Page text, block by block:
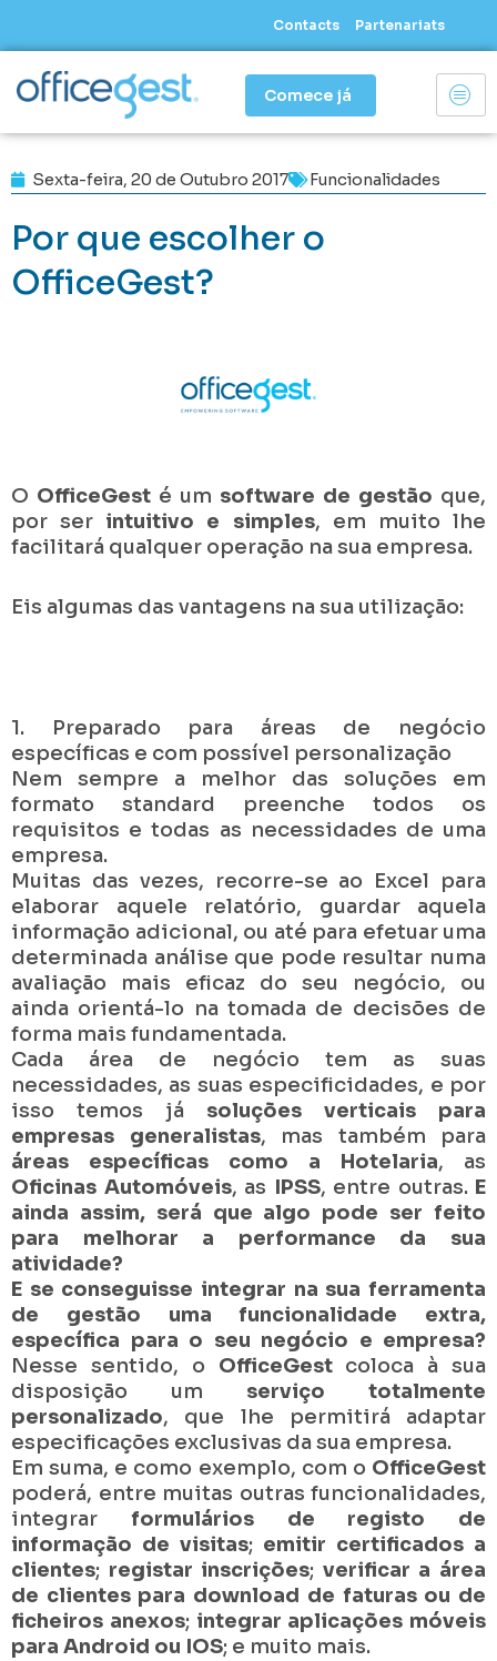
Contacts Partenariats
Comece já
Sexta-feira, 20 de Outubro 2017 Funcionalidades
Por que escolher o
OfficeGest?
O OfficeGest é um software de gestão que,
por ser intuitivo e simples, em muito lhe
facilitará qualquer operação na sua empresa.
Eis algumas das vantagens na sua utilização:
1. Preparado para áreas de negócio
específicas e com possível personalização
Nem sempre a melhor das soluções em
formato standard preenche todos os
requisitos e todas as necessidades de uma
empresa.
Muitas das vezes, recorre-se ao Excel para
elaborar aquele relatório, guardar aquela
informação adicional, ou até para efetuar uma
determinada análise que pode resultar numa
avaliação mais eficaz do seu negócio, ou
ainda orientá-lo na tomada de decisões de
forma mais fundamentada.
Cada área de negócio tem as suas
necessidades, as suas especificidades, e por
isso temos já soluções verticais para
empresas generalistas, mas também para
áreas específicas como a Hotelaria, as
Oficinas Automóveis, as IPSS, entre outras. E
ainda assim, será que algo pode ser feito
para melhorar a performance da sua
atividade?
E se conseguisse integrar na sua ferramenta
de gestão uma funcionalidade extra,
específica para o seu negócio e empresa?
Nesse sentido, o OfficeGestcoloca à sua
disposição um serviço totalmente
personalizado, que lhe permitirá adaptar
especificações exclusivas da sua empresa.
Em suma, e como exemplo, com o OfficeGest
poderá, entre muitas outras funcionalidades,
integrar formulários de registo de
informação de visitas; emitir certificados a
clientes; registar inscrições; verificar a área
de clientes para download de faturas ou de
ficheiros anexos; integrar aplicações móveis
para Android ou IOS; e muito mais.